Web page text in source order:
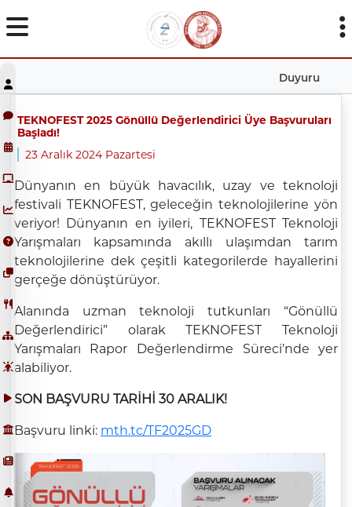
Duyuru
TEKNOFEST 2025 Gönüllü Değerlendirici Üye Başvuruları
Başladı!
23 Aralık 2024 Pazartesi
Dünyanın en büyük havacılık, uzay ve teknoloji
festivali TEKNOFEST, geleceğin teknolojilerine yön
veriyor! Dünyanın en iyileri, TEKNOFEST Teknoloji
Yarışmaları kapsamında akıllı ulaşımdan tarım
teknolojilerine dek çeşitli kategorilerde hayallerini
gerçeğe dönüştürüyor.
Alanında uzman teknoloji tutkunları “Gönüllü
Değerlendirici” olarak TEKNOFEST Teknoloji
Yarışmaları Rapor Değerlendirme Süreci’nde yer
alabiliyor.
SON BAŞVURU TARİHİ 30 ARALIK!
Başvuru linki: mth.tc/TF2025GD